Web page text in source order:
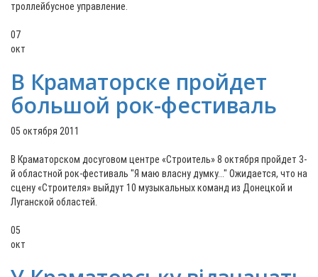
троллейбусное управление.
07
окт
В Краматорске пройдет
большой рок-фестиваль
05 октября 2011
В Краматорском досуговом центре «Строитель» 8 октября пройдет 3-
й областной рок-фестиваль "Я маю власну думку..." Ожидается, что на
сцену «Строителя» выйдут 10 музыкальных команд из Донецкой и
Луганской областей.
05
окт